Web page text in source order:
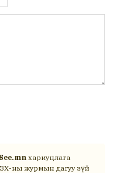
хариуцлага
ны журмын дагуу зүй